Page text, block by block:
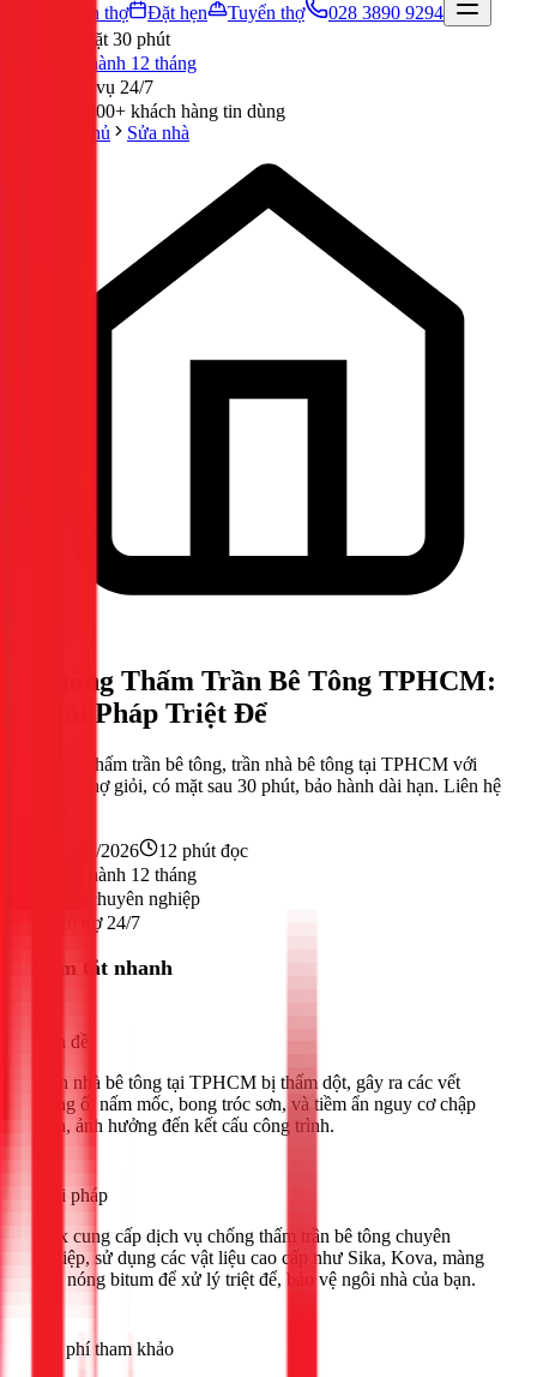
Tuyển thợ
Đặt hẹn Tuyển thợ
028 3890 9294
Có mặt 30 phút
Bảo hành 12 tháng
Phục vụ 24/7
300,000+ khách hàng tin dùng
Trang chủ
Sửa nhà
Chống Thấm Trần Bê Tông TPHCM:
Giải Pháp Triệt Để
Chống thấm trần bê tông, trần nhà bê tông tại TPHCM với
1Fix. Thợ giỏi, có mặt sau 30 phút, bảo hành dài hạn. Liên hệ
19/02/2026 12 phút đọc
Bảo hành 12 tháng
Thợ chuyên nghiệp
Hỗ trợ 24/7
Tóm tắt nhanh
Vấn đề
Trần nhà bê tông tại TPHCM bị thấm dột, gây ra các vết
loang ố, nấm mốc, bong tróc sơn, và tiềm ẩn nguy cơ chập
điện, ảnh hưởng đến kết cấu công trình.
Giải pháp
1Fix cung cấp dịch vụ chống thấm trần bê tông chuyên
nghiệp, sử dụng các vật liệu cao cấp như Sika, Kova, màng
khò nóng bitum để xử lý triệt để, bảo vệ ngôi nhà của bạn.
Chi phí tham khảo